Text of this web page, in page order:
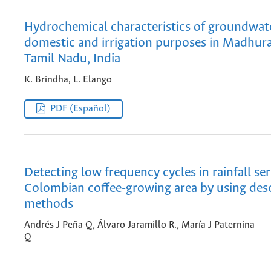
Hydrochemical characteristics of
domestic and irrigation purposes in
Tamil Nadu, India
K. Brindha, L. Elango
PDF (Español)
Detecting low frequency cycles in rainfall
Colombian coffee-growing area by using
methods
Andrés J Peña Q, Álvaro Jaramillo R., María J Paternina
Q